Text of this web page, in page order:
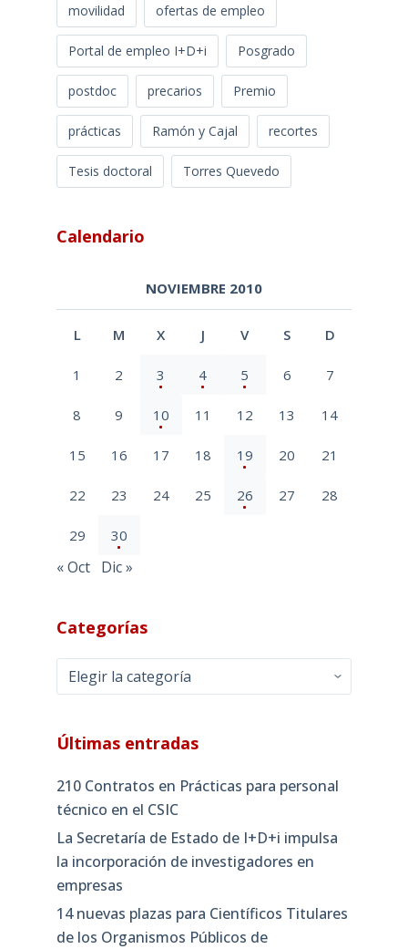
movilidad ofertas de empleo
Portal de empleo I+D+i Posgrado
postdoc precarios Premio
prácticas Ramón y Cajal recortes
Tesis doctoral Torres Quevedo
Calendario
NOVIEMBRE 2010
L M X J V S D
1 2 3 4 5 6 7
8 9 10 11 12 13 14
15 16 17 18 19 20 21
22 23 24 25 26 27 28
29 30
« Oct Dic »
Categorías
Categorías
Últimas entradas
210 Contratos en Prácticas para personal
técnico en el CSIC
La Secretaría de Estado de I+D+i impulsa
la incorporación de investigadores en
empresas
14 nuevas plazas para Científicos Titulares
de los Organismos Públicos de